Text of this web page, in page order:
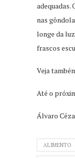
adequadas.
nas
longe da
frascos
Veja
Até o
Álvaro
ALIMENTO